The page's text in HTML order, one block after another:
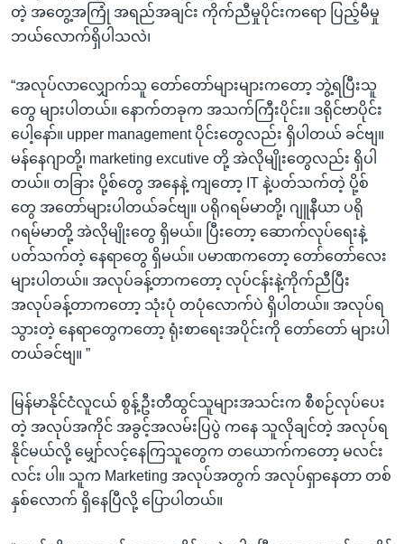
တဲ့ အတွေ့အကြုံ အရည်အချင်း ကိုက်ညီမှုပိုင်းကရော ပြည့်မီမှု
ဘယ်လောက်ရှိပါသလဲ၊
“အလုပ်လာလျှောက်သူ တော်တော်များများကတော့ ဘွဲ့ရပြီးသူ
တွေ များပါတယ်။ နောက်တခုက အသက်ကြီးပိုင်း။ ဒရိုင်ဗာပိုင်း
ပေါ့နော်။ upper management ပိုင်းတွေလည်း ရှိပါတယ် ခင်ဗျ။
မန်နေဂျာတို့၊ marketing excutive တို့ အဲလိုမျိုးတွေလည်း ရှိပါ
တယ်။ တခြား ပို့စ်တွေ အနေနဲ့ ကျတော့ IT နဲ့ပတ်သက်တဲ့ ပို့စ်
တွေ အတော်များပါတယ်ခင်ဗျ။ ပရိုဂရမ်မာတို့၊ ဂျူနီယာ ပရို
ဂရမ်မာတို့ အဲလိုမျိုးတွေ ရှိမယ်။ ပြီးတော့ ဆောက်လုပ်ရေးနဲ့
ပတ်သက်တဲ့ နေရာတွေ ရှိမယ်။ ပမာဏကတော့ တော်တော်လေး
များပါတယ်။ အလုပ်ခန့်တာကတော့ လုပ်ငန်းနဲ့ကိုက်ညီပြီး
အလုပ်ခန့်တာကတော့ သုံးပုံ တပုံလောက်ပဲ ရှိပါတယ်။ အလုပ်ရ
သွားတဲ့ နေရာတွေကတော့ ရုံးစာရေးအပိုင်းကို တော်တော် များပါ
တယ်ခင်ဗျ။ ”
မြန်မာနိုင်ငံလူငယ် စွန့်ဦးတီထွင်သူများအသင်းက စီစဉ်လုပ်ပေး
တဲ့ အလုပ်အကိုင် အခွင့်အလမ်းပြပွဲ ကနေ သူလိုချင်တဲ့ အလုပ်ရ
နိုင်မယ်လို့ မျှော်လင့်နေကြသူတွေက တယောက်ကတော့ မလင်း
လင်း ပါ။ သူက Marketing အလုပ်အတွက် အလုပ်ရှာနေတာ တစ်
နှစ်လောက် ရှိနေပြီလို့ ပြောပါတယ်။